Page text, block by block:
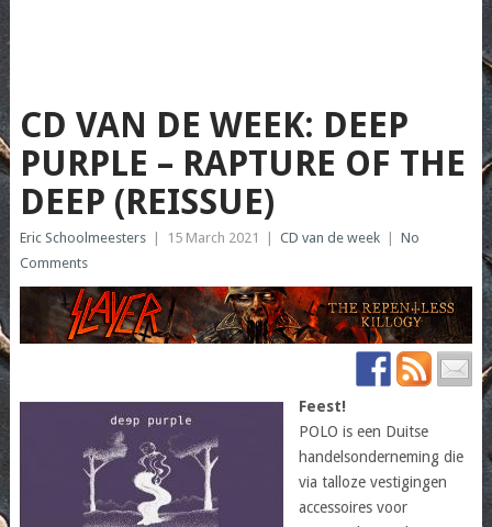
CD VAN DE WEEK: DEEP
PURPLE – RAPTURE OF THE
DEEP (REISSUE)
Eric Schoolmeesters 15 March 2021 CD van de week
No
Comments
Feest!
POLO is een Duitse
handelsonderneming die
via talloze vestigingen
accessoires voor